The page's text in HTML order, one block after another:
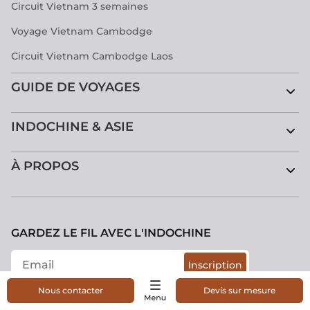
Nous contacter Devis sur mesure
Circuit Vietnam 3 semaines
Voyage Vietnam Cambodge
Circuit Vietnam Cambodge Laos
GUIDE DE VOYAGES
INDOCHINE & ASIE
À PROPOS
GARDEZ LE FIL AVEC L'INDOCHINE
Inscription